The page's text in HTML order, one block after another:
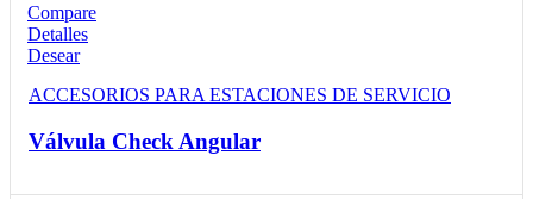
Compare
Detalles
Desear
ACCESORIOS PARA ESTACIONES DE SERVICIO
Válvula Check Angular